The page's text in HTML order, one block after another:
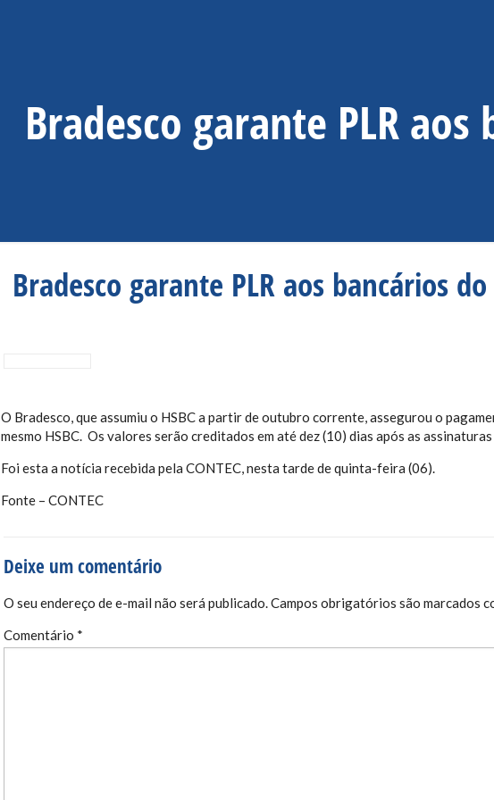
Bradesco garante PLR aos
Bradesco garante PLR aos bancários do
O Bradesco, que assumiu o HSBC a partir de outubro corrente, assegurou o
mesmo HSBC. Os valores serão creditados em até dez (10) dias após as
Foi esta a notícia recebida pela CONTEC, nesta tarde de quinta-feira (06).
Fonte – CONTEC
Deixe um comentário
O seu endereço de e-mail não será publicado.Campos obrigatórios são marcados
Comentário *